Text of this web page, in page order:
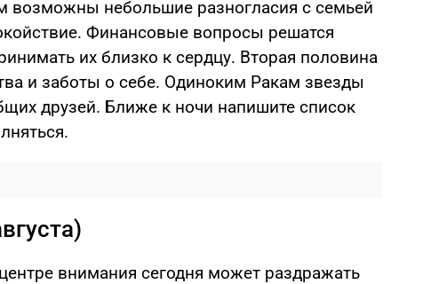
возможны небольшие разногласия с семьей
Финансовые вопросы решатся
их близко к сердцу. Вторая половина
и заботы о себе. Одиноким Ракам звезды
друзей. Ближе к ночи напишите список
внимания сегодня может раздражать